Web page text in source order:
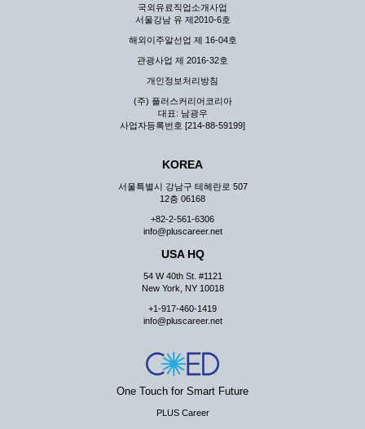
를 제공할 수 있도록 최선의 노력을 다하여야 합니다.
② 회사는 이용자의 개인 신상 정보를 본인의 승낙 없이 타
인에게 누설, 배포하여서는 안됩니다. 다만, 관계법령에 의
하여 국가기관 등의 합법적인 요구가 있는 경우에는 해당 되
③ 회사는 이용자로부터 제기되는 의견이나 불만이 정당하
다고 인정할 경우에는 즉시 처리하여야 하며, 즉시 처리가
곤란한 경우 그 처리를 위해 노력해야 합니다.
① 회원은 ID와 비밀 번호에 관한 모든 관리의 책임이 있으
며 자신의 ID가 부정하게 사용된 경우, 이용자는 반드시 회
사에 그 사실을 통보해야 합니다.
② 회원은 이용신청서의 기재내용 중 변경된 내용이 있는 경
우 서비스를 통하여 그 내용을 회사에 통지하여야 합니다.
③ 다른 회원의 ID와 비밀번호를 부당하게 사용하는 행위를
④ 회원은 회사의 서비스에서 타 사이트의 홍보행위를 하지
작권을 포함한 지적 재산권을 침해 할 수 있는 행동을 하지
영리 행위도 할 수 없습니다.
⑥ 회원은 관계법령, 약관의 규정, 이용안내 및 주의사항 등
회사가 통지하는 사항을 준수하여야 하며, 기타 회사의 업무
에 방해되는 행위를 하여서는 아니 됩니다.
국외유료직업소개사업
서울강남 유 제2010-6호
해외이주알선업 제 16-04호
관광사업 제 2016-32호
개인정보처리방침
(주) 플러스커리어코리아
대표: 남광우
사업자등록번호 [214-88-59199]
KOREA
서울특별시 강남구 테헤란로 507
12층 06168
+82-2-561-6306
info@pluscareer.net
USA HQ
54 W 40th St. #1121
New York, NY 10018
+1-917-460-1419
info@pluscareer.net
One Touch for Smart Future
PLUS Career